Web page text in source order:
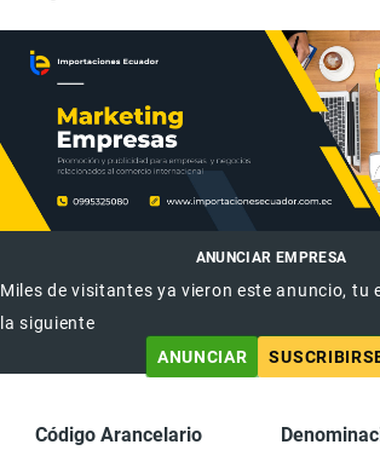
ANUNCIAR EMPRESA
Miles de visitantes ya vieron este anuncio, tu
la siguiente
ANUNCIAR
Código Arancelario